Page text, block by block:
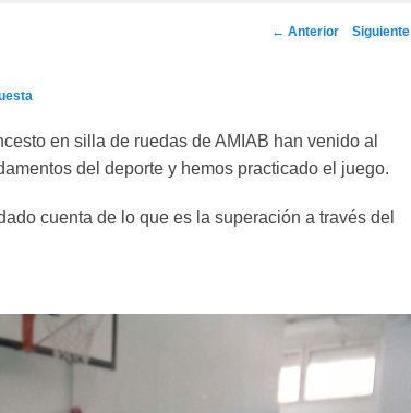
Navegación
← Anterior Siguiente
en silla de ruedas de AMIAB han venido al
del deporte y hemos practicado el juego.
cuenta de lo que es la superación a través del